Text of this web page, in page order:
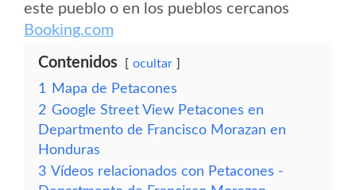
este pueblo o en los pueblos cercanos
Booking.com
Contenidos ocultar
1
Mapa de Petacones
2 Google Street View Petacones en
Departmento de Francisco Morazan en
Honduras
3 Vídeos relacionados con Petacones -